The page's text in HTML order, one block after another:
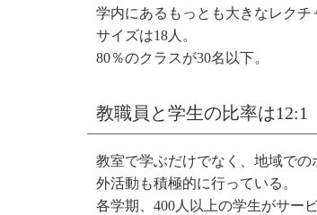
学内にあるもっとも大きなレク
サイズは18人。
80％のクラスが30名以下。
教職員と学生の比率は12:1
教室で学ぶだけでなく、地域での
外活動も積極的に行っている。
各学期、400人以上の学生がサー